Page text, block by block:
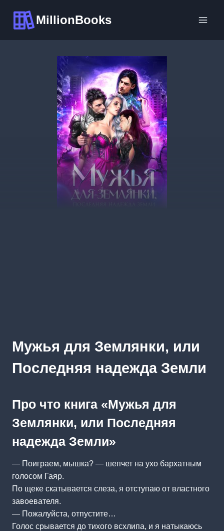
содержимому
MillionBooks
Мужья для Землянки, или
Последняя надежда Земли
Про что книга «Мужья для
Землянки, или Последняя
надежда Земли»
— Поиграем, мышка? — шепчет на ухо бархатным
голосом Гаяр.
По щеке скатывается слеза, я отступаю от властного
завоевателя.
— Пожалуйста, отпустите…
Голос срывается до тихого всхлипа, и я натыкаюсь